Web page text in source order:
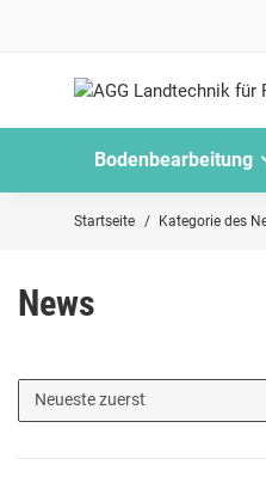
Bodenbearbeitung
Startseite Kategorie des
News